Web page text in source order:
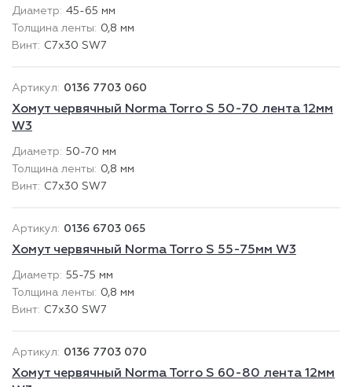
45-65 мм
0,8 мм
C7x30 SW7
0136 7703 060
Хомут червячный Norma Torro S 50-70 лента 12мм
W3
50-70 мм
0,8 мм
C7x30 SW7
0136 6703 065
Хомут червячный Norma Torro S 55-75мм W3
55-75 мм
0,8 мм
C7x30 SW7
0136 7703 070
Хомут червячный Norma Torro S 60-80 лента 12мм